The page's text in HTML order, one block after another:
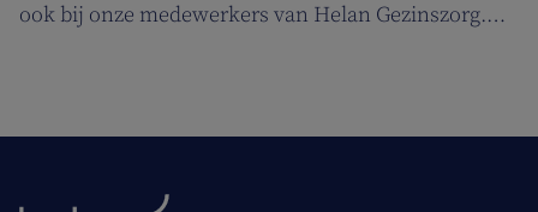
ook bij onze medewerkers van Helan Gezinszorg.
hun klanten kunnen zorgen.